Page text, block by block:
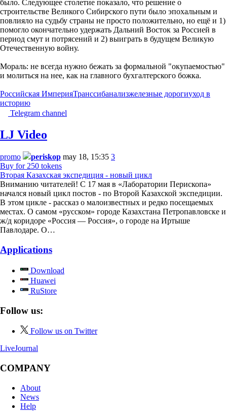
было. Следующее столетие показало, что решение о
строительстве Великого Сибирского пути было эпохальным и
повлияло на судьбу страны не просто положительно, но ещё и 1)
помогло окончательно удержать Дальний Восток за Россией в
период смут и потрясений и 2) выиграть в будущем Великую
Отечественную войну.
Мораль: не всегда нужно бежать за формальной "окупаемостью"
и молиться на нее, как на главного бухгалтерского божка.
Российская ИмперияТранссибанализжелезные дорогиуход в
историю
Telegram channel
LJ Video
promo periskop may 18, 15:35 3
Buy for 250 tokens
Вторая Казахская экспедиция - новый цикл
Вниманию читателей! С 17 мая в «Лаборатории Перископа»
начался новый цикл постов - по Второй Казахской экспедиции.
В этом цикле - рассказ о малоизвестных и редко посещаемых
местах. О самом «русском» городе Казахстана Петропавловске и
ж/д коридоре «Россия — Россия», о городе на Иртыше
Павлодаре. О…
Applications
Download
Huawei
RuStore
Follow us:
Follow us on Twitter
LiveJournal
COMPANY
About
News
Help